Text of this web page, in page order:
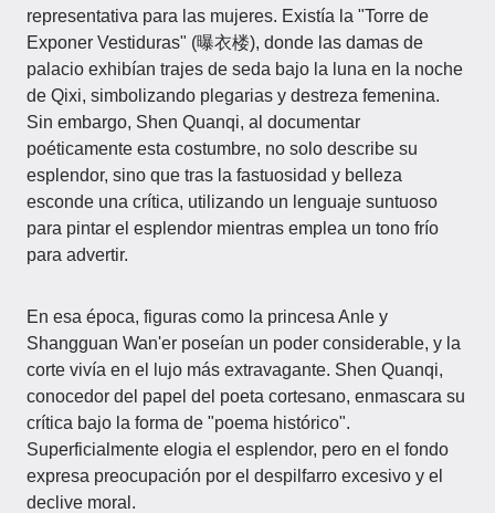
representativa para las mujeres. Existía la "Torre de
Exponer Vestiduras" (曝衣楼), donde las damas de
palacio exhibían trajes de seda bajo la luna en la noche
de Qixi, simbolizando plegarias y destreza femenina.
Sin embargo, Shen Quanqi, al documentar
poéticamente esta costumbre, no solo describe su
esplendor, sino que tras la fastuosidad y belleza
esconde una crítica, utilizando un lenguaje suntuoso
para pintar el esplendor mientras emplea un tono frío
para advertir.
En esa época, figuras como la princesa Anle y
Shangguan Wan'er poseían un poder considerable, y la
corte vivía en el lujo más extravagante. Shen Quanqi,
conocedor del papel del poeta cortesano, enmascara su
crítica bajo la forma de "poema histórico".
Superficialmente elogia el esplendor, pero en el fondo
expresa preocupación por el despilfarro excesivo y el
declive moral.